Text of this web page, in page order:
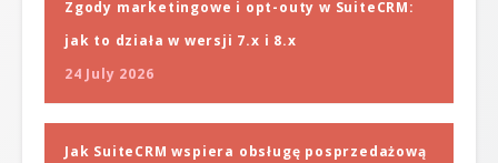
Zgody marketingowe i opt-outy w SuiteCRM:
jak to działa w wersji 7.x i 8.x
24 July 2026
Jak SuiteCRM wspiera obsługę posprzedażową